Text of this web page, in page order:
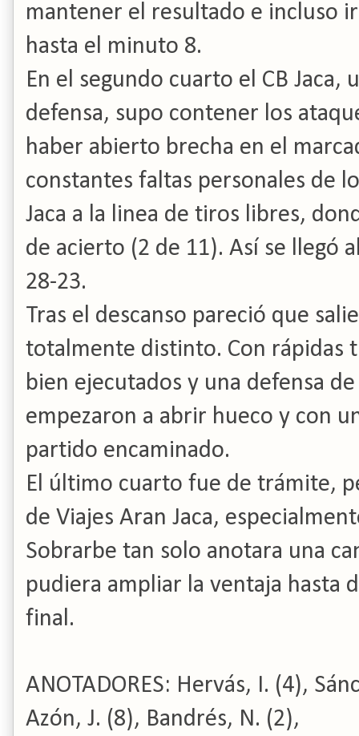
mantener el resultado e incluso
hasta el minuto 8.
En el segundo cuarto el CB
defensa, supo contener los
haber abierto brecha en el
constantes faltas personales de
Jaca a la linea de tiros libres,
de acierto (2 de 11). Así se llegó
28-23.
Tras el descanso pareció que
totalmente distinto. Con rápidas
bien ejecutados y una defensa
empezaron a abrir hueco y con
partido encaminado.
El último cuarto fue de trámite,
de Viajes Aran Jaca,
Sobrarbe tan solo anotara una
pudiera ampliar la ventaja hasta
final.
ANOTADORES: Hervás, I. (4),
Azón, J. (8), Bandrés, N. (2),